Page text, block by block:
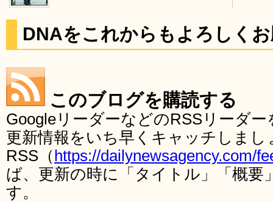
DNAをこれからもよろしく
このブログを購読する
GoogleリーダーなどのRSSリーダ
更新情報をいち早くキャッチしま
RSS（ https://dailynewsagency.com/
ば、更新の時に「タイトル」「概要
す。